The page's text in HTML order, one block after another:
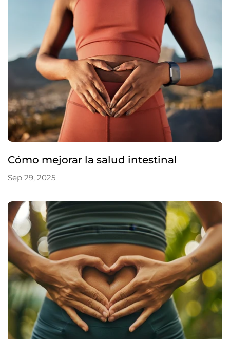
Cómo mejorar la salud intestinal
Sep 29, 2025